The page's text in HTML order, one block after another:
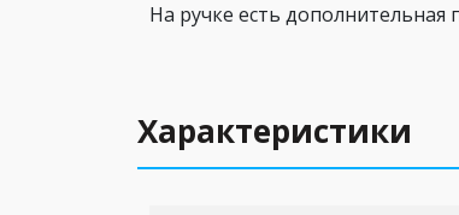
На ручке есть
Характеристики